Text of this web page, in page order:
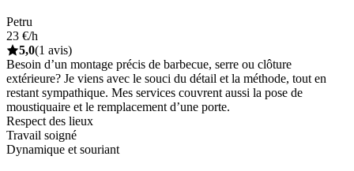
Petru
23 €/h
5,0(1 avis)
Besoin d’un montage précis de barbecue, serre ou clôture
extérieure? Je viens avec le souci du détail et la méthode, tout en
restant sympathique. Mes services couvrent aussi la pose de
moustiquaire et le remplacement d’une porte.
Respect des lieux
Travail soigné
Dynamique et souriant